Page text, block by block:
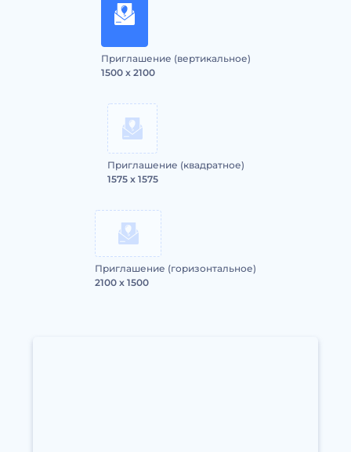
Приглашение (вертикальное)
1500 x 2100
Приглашение (квадратное)
1575 x 1575
Приглашение (горизонтальное)
2100 x 1500